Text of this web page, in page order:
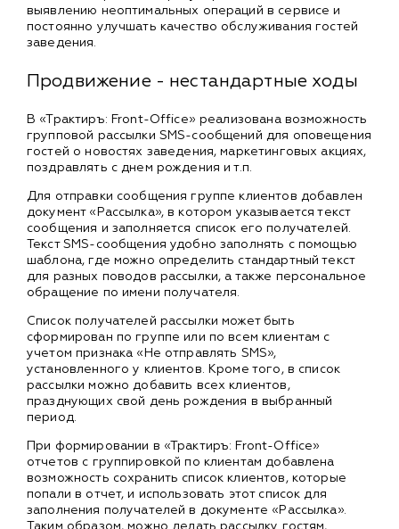
выявлению неоптимальных операций в сервисе и
постоянно улучшать качество обслуживания гостей
заведения.
Продвижение - нестандартные ходы
В «Трактиръ: Front-Office» реализована возможность
групповой рассылки SMS-сообщений для оповещения
гостей о новостях заведения, маркетинговых акциях,
поздравлять с днем рождения и т.п.
Для отправки сообщения группе клиентов добавлен
документ «Рассылка», в котором указывается текст
сообщения и заполняется список его получателей.
Текст SMS-сообщения удобно заполнять с помощью
шаблона, где можно определить стандартный текст
для разных поводов рассылки, а также персональное
обращение по имени получателя.
Список получателей рассылки может быть
сформирован по группе или по всем клиентам с
учетом признака «Не отправлять SMS»,
установленного у клиентов. Кроме того, в список
рассылки можно добавить всех клиентов,
празднующих свой день рождения в выбранный
период.
При формировании в «Трактиръ: Front-Office»
отчетов с группировкой по клиентам добавлена
возможность сохранить список клиентов, которые
попали в отчет, и использовать этот список для
заполнения получателей в документе «Рассылка».
Таким образом, можно делать рассылку гостям,